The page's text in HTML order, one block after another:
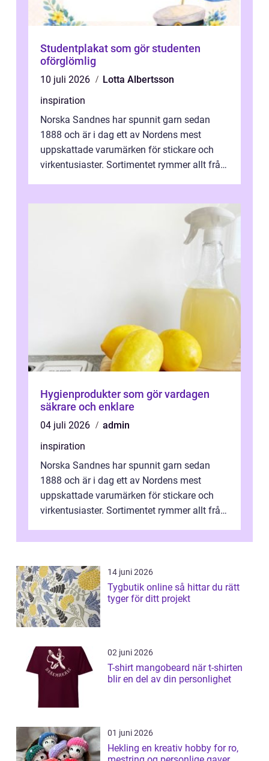
Studentplakat som gör studenten
oförglömlig
10 juli 2026
Lotta Albertsson
inspiration
Norska Sandnes har spunnit garn sedan
1888 och är i dag ett av Nordens mest
uppskattade varumärken för stickare och
virkentusiaster. Sortimentet rymmer allt från
Hygienprodukter som gör vardagen
säkrare och enklare
04 juli 2026
admin
inspiration
Norska Sandnes har spunnit garn sedan
1888 och är i dag ett av Nordens mest
uppskattade varumärken för stickare och
virkentusiaster. Sortimentet rymmer allt från
14 juni 2026
Tygbutik online så hittar du rätt
tyger för ditt projekt
02 juni 2026
T-shirt mangobeard när t-shirten
blir en del av din personlighet
01 juni 2026
Hekling en kreativ hobby for ro,